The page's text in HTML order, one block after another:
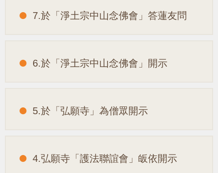
7.於「淨土宗中山念佛會」答蓮友問
6.於「淨土宗中山念佛會」開示
5.於「弘願寺」為僧眾開示
4.弘願寺「護法聯誼會」皈依開示